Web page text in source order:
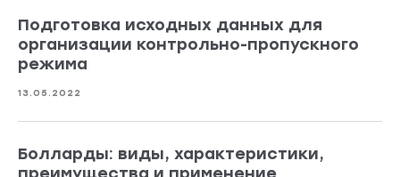
Подготовка исходных данных для
организации контрольно-пропускного
режима
13.05.2022
Болларды: виды, характеристики,